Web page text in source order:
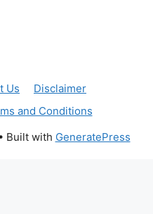
Us
Disclaimer
and Conditions
• Built with GeneratePress